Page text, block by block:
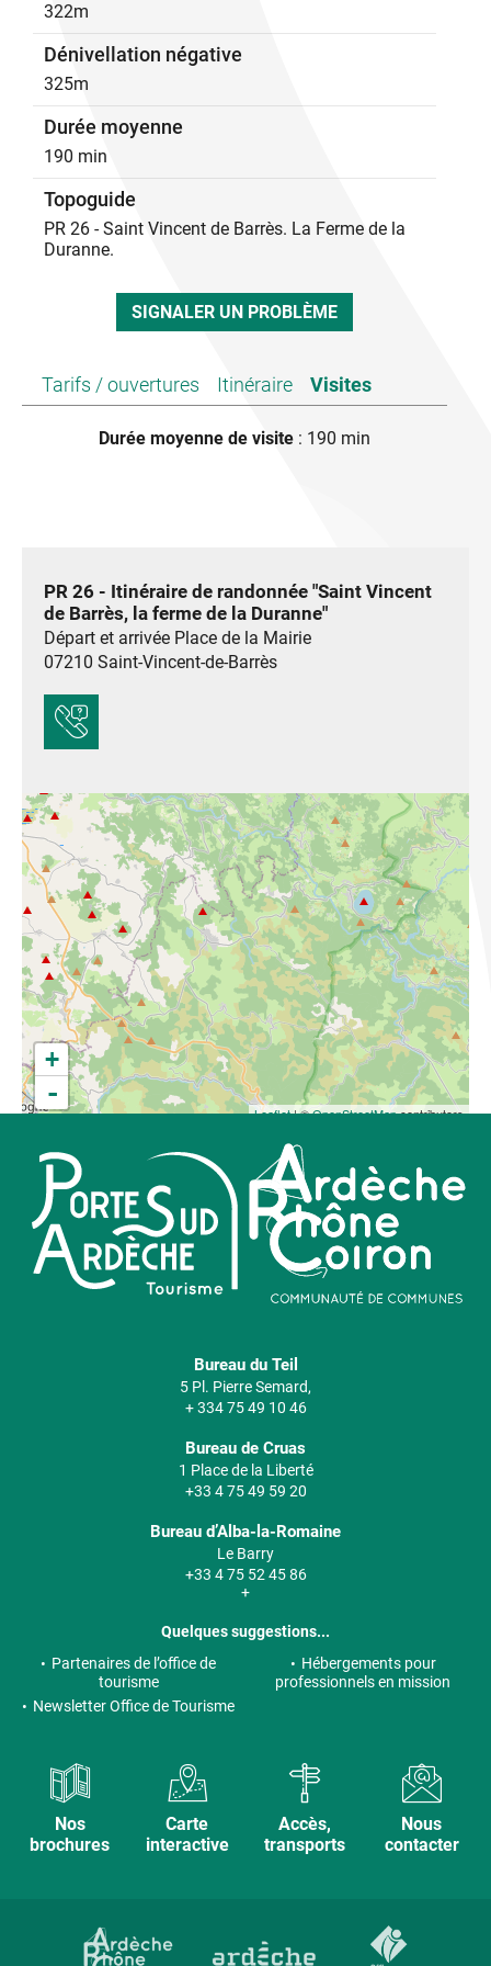
322m
Dénivellation négative
325m
Durée moyenne
190 min
Topoguide
PR 26 - Saint Vincent de Barrès. La Ferme de la
Duranne.
SIGNALER UN PROBLÈME
Tarifs / ouvertures Itinéraire Visites
Durée moyenne de visite : 190 min
PR 26 - Itinéraire de randonnée "Saint Vincent
de Barrès, la ferme de la Duranne"
Départ et arrivée Place de la Mairie
07210 Saint-Vincent-de-Barrès
+
-
Leaflet| ©OpenStreetMapcontributors
Bureau du Teil
5 Pl. Pierre Semard,
+ 334 75 49 10 46
Bureau de Cruas
1 Place de la Liberté
+33 4 75 49 59 20
Bureau d’Alba-la-Romaine
Le Barry
+33 4 75 52 45 86
+
Quelques suggestions...
Partenaires de l’office de
tourisme
Hébergements pour
professionnels en mission
Newsletter Office de Tourisme
Nos
brochures
Carte
interactive
Accès,
transports
Nous
contacter